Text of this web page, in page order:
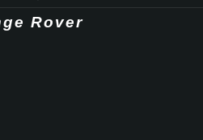
Rover